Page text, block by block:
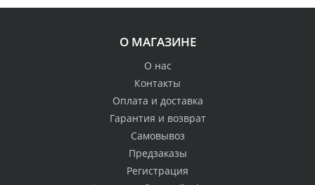
О МАГАЗИНЕ
О нас
Контакты
Оплата и доставка
Гарантия и возврат
Самовывоз
Предзаказы
Регистрация